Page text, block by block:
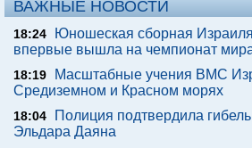
ВАЖНЫЕ НОВОСТИ
18:24
Юношеская сборная
впервые вышла на чемпионат
18:19
Масштабные учения ВМС
Средиземном и Красном морях
18:04
Полиция подтвердила
Эльдара Даяна